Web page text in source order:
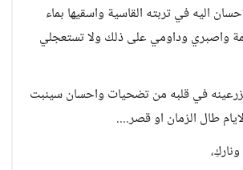
اليه في تربته القاسية واسقيها بماء
واصبري وداومي على ذلك ولا تستعجلي
في قلبه من تضحيات واحسان سينبت
طال الزمان او قصر....